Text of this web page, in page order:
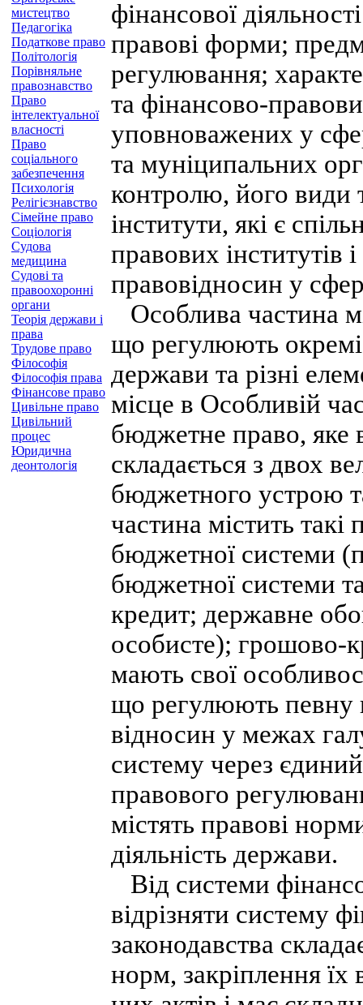
мистецтво
Педагогіка
Податкове право
Політологія
Порівняльне
правознавство
Право
інтелектуальної
власності
Право
соціального
забезпечення
Психологія
Релігієзнавство
Сімейне право
Соціологія
Судова
медицина
Судові та
правоохоронні
органи
Теорія держави і
права
Трудове право
Філософія
Філософія права
Фінансове право
Цивільне право
Цивільний
процес
Юридична
деонтологія
фінансової
правові форми;
регулювання;
та фінансово-
уповноважених у
та муніципальних
контролю, його види
інститути, які є
правових інститутів
правовідносин у
Особлива частина
що регулюють окремі
держави та різні
місце в Особливій
бюджетне право, яке
складається з двох
бюджетного устрою
частина містить такі
бюджетної системи
бюджетної системи
кредит; державне
особисте); грошово-
мають свої
що регулюють певну
відносин у межах
систему через
правового
містять правові
діяльність держави.
Від системи
відрізняти систему
законодавства
норм, закріплення їх